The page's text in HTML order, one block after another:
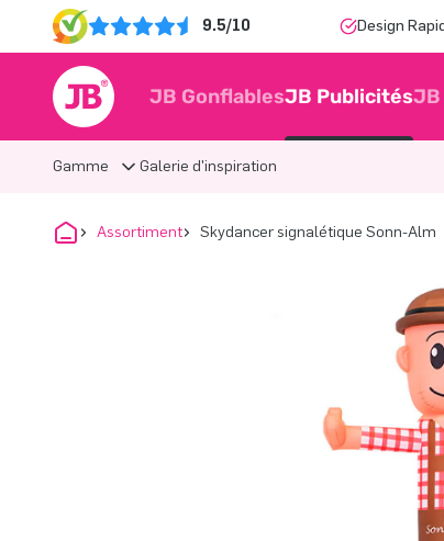
9.5/10 Design
JB GonflablesJB PublicitésJB
Gamme Galerie d'inspiration
Assortiment Skydancer signalétique Sonn-Alm